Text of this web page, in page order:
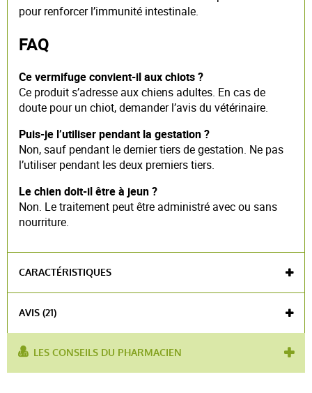
pour renforcer l’immunité intestinale.
FAQ
Ce vermifuge convient-il aux chiots ?
Ce produit s’adresse aux chiens adultes. En cas de
doute pour un chiot, demander l’avis du vétérinaire.
Puis-je l’utiliser pendant la gestation ?
Non, sauf pendant le dernier tiers de gestation. Ne pas
l’utiliser pendant les deux premiers tiers.
Le chien doit-il être à jeun ?
Non. Le traitement peut être administré avec ou sans
nourriture.
CARACTÉRISTIQUES
Pierre et Marie Curie 94701 Maisons-Alfort
AVIS (21)
LES CONSEILS DU PHARMACIEN